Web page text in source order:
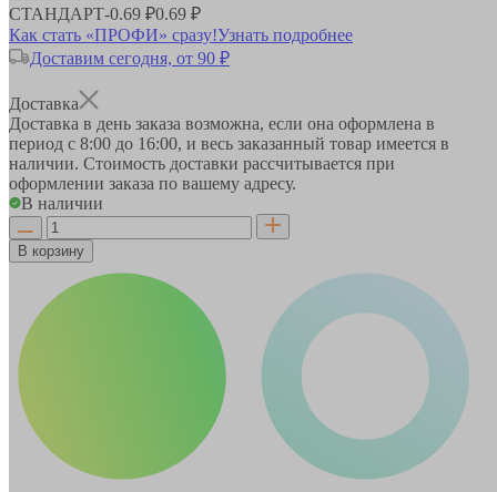
СТАНДАРТ-0.69 ₽0.69 ₽
Как стать «ПРОФИ» сразу!Узнать подробнее
Доставим сегодня, от 90 ₽
Доставка
Доставка в день заказа возможна, если она оформлена в
период с 8:00 до 16:00, и весь заказанный товар имеется в
наличии. Стоимость доставки рассчитывается при
оформлении заказа по вашему адресу.
В наличии
В корзину